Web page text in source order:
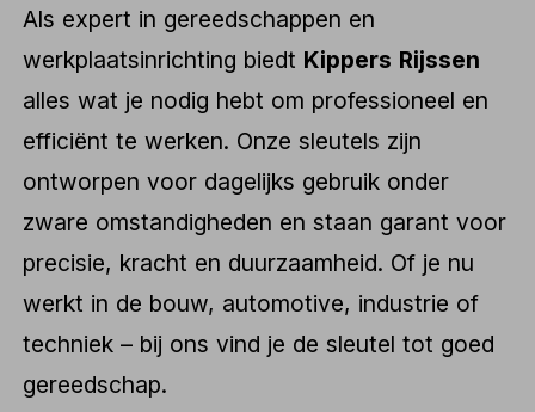
Als expert in gereedschappen en
werkplaatsinrichting biedt Kippers Rijssen
alles wat je nodig hebt om professioneel en
efficiënt te werken. Onze sleutels zijn
ontworpen voor dagelijks gebruik onder
zware omstandigheden en staan garant voor
precisie, kracht en duurzaamheid. Of je nu
werkt in de bouw, automotive, industrie of
techniek – bij ons vind je de sleutel tot goed
gereedschap.